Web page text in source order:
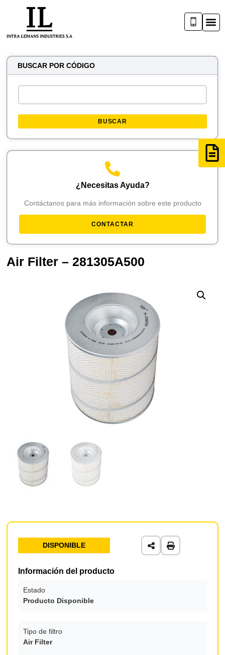
BUSCAR POR CÓDIGO
BUSCAR
¿Necesitas Ayuda?
Contáctanos para más información sobre este producto
CONTACTAR
Air Filter – 281305A500
DISPONIBLE
Información del producto
Estado
Producto Disponible
Tipo de filtro
Air Filter